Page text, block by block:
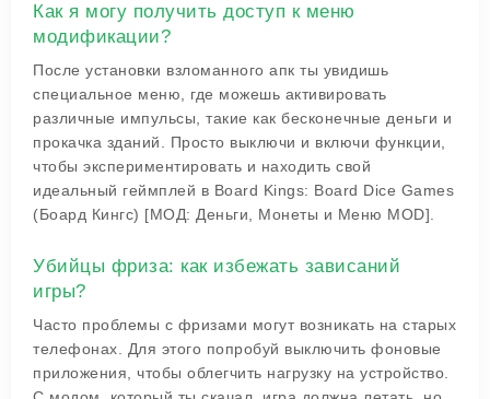
Как я могу получить доступ к меню
модификации?
После установки взломанного апк ты увидишь
специальное меню, где можешь активировать
различные импульсы, такие как бесконечные деньги и
прокачка зданий. Просто выключи и включи функции,
чтобы экспериментировать и находить свой
идеальный геймплей в Board Kings: Board Dice Games
(Боард Кингс) [МОД: Деньги, Монеты и Меню MOD].
Убийцы фриза: как избежать зависаний
игры?
Часто проблемы с фризами могут возникать на старых
телефонах. Для этого попробуй выключить фоновые
приложения, чтобы облегчить нагрузку на устройство.